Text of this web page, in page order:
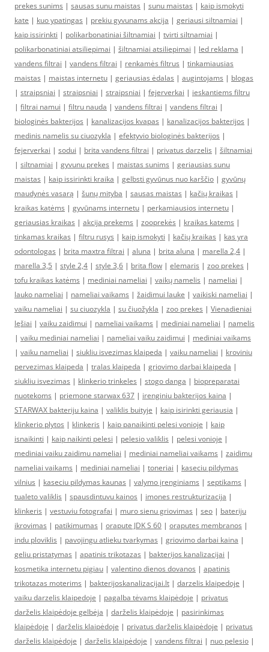
prekes sunims | sausas sunu maistas | sunu maistas | kaip ismokyti
kate | kuo ypatingas | prekiu gyvunams akcija | geriausi siltnamiai |
kaip issirinkti | polikarbonatiniai šiltnamiai | tvirti siltnamiai |
polikarbonatiniai atsiliepimai | šiltnamiai atsiliepimai | led reklama |
vandens filtrai | vandens filtrai | renkamės filtrus | tinkamiausias
maistas | maistas internetu | geriausias ėdalas | augintojams | blogas
| straipsniai | straipsniai | straipsniai | fejerverkai | ieskantiems filtru
| filtrai namui | filtru nauda | vandens filtrai | vandens filtrai |
biologinės bakterijos | kanalizacijos kvapas | kanalizacijos bakterijos |
medinis namelis su ciuozykla | efektyvio biologinės bakterijos |
fejerverkai | sodui | brita vandens filtrai | privatus darzelis | šiltnamiai
| siltnamiai | gyvunu prekes | maistas sunims | geriausias sunu
maistas | kaip issirinkti kraika | gelbsti gyvūnus nuo karščio | gyvūnų
maudynės vasarą | šunų mityba | sausas maistas | kačių kraikas |
kraikas katėms | gyvūnams internetu | perkamiausios internetu |
geriausias kraikas | akcija prekems | zooprekės | kraikas katems |
tinkamas kraikas | filtru rusys | kaip ismokyti | kačių kraikas | kas yra
odontologas | brita maxtra filtrai | aluna | brita aluna | marella 2,4 |
marella 3,5 | style 2,4 | style 3,6 | brita flow | elemaris | zoo prekes |
tofu kraikas katėms | mediniai nameliai | vaikų namelis | nameliai |
lauko nameliai | nameliai vaikams | žaidimui lauke | vaikiski nameliai |
vaiku nameliai | su ciuozykla | su čiuožykla | zoo prekes | Vienadieniai
lęšiai | vaiku zaidimui | nameliai vaikams | mediniai nameliai | namelis
| vaiku mediniai nameliai | nameliai vaiku zaidimui | mediniai vaikams
| vaiku nameliai | siukliu isvezimas klaipeda | vaiku nameliai | kroviniu
pervezimas klaipeda | tralas klaipeda | griovimo darbai klaipeda |
siukliu isvezimas | klinkerio trinkeles | stogo danga | biopreparatai
nuotekoms | priemone starwax 637 | irenginiu bakterijos kaina |
STARWAX bakteriju kaina | valiklis buityje | kaip isirinkti geriausia |
klinkerio plytos | klinkeris | kaip panaikinti pelesi vonioje | kaip
isnaikinti | kaip naikinti pelesi | pelesio valiklis | pelesi vonioje |
mediniai vaiku zaidimu nameliai | mediniai nameliai vaikams | zaidimu
nameliai vaikams | mediniai nameliai | toneriai | kaseciu pildymas
vilnius | kaseciu pildymas kaunas | valymo įrenginiams | septikams |
tualeto valiklis | spausdintuvu kainos | imones restrukturizacija |
klinkeris | vestuviu fotografai | muro sienu griovimas | seo | bateriju
ikrovimas | patikimumas | orapute JDK S 60 | oraputes membranos |
indu ploviklis | pavojingu atlieku tvarkymas | griovimo darbai kaina |
geliu pristatymas | apatinis trikotazas | bakterijos kanalizacijai |
kosmetika internetu pigiau | valentino dienos dovanos | apatinis
trikotazas moterims | bakterijoskanalizacijai.lt | darzelis klaipedoje |
vaiku darzelis klaipedoje | pagalba tėvams klaipėdoje | privatus
darželis klaipėdoje gelbėja | darželis klaipėdoje | pasirinkimas
klaipėdoje | darželis klaipėdoje | privatus darželis klaipėdoje | privatus
darželis klaipėdoje | darželis klaipėdoje | vandens filtrai | nuo pelesio |